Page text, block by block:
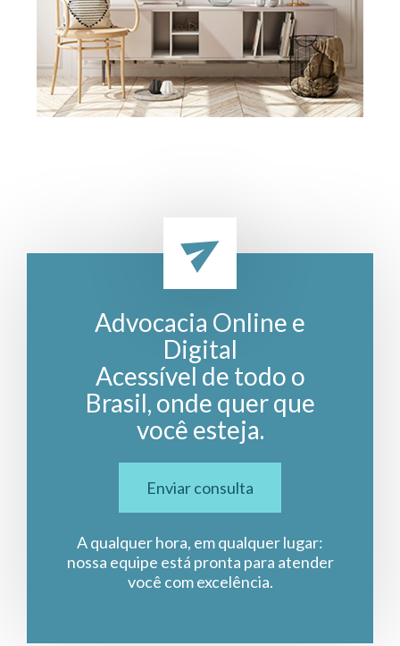
Advocacia Online e
Digital
Acessível de todo o
Brasil, onde quer que
você esteja.
Enviar consulta
A qualquer hora, em qualquer lugar:
nossa equipe está pronta para atender
você com excelência.